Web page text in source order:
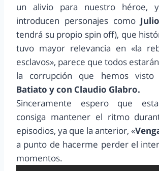
un alivio para nuestro héroe,
introducen personajes como
tendrá su propio spin off), que
tuvo mayor relevancia en «la
esclavos», parece que todos
la corrupción que hemos visto
Batiato y con Claudio Glabro.
Sinceramente espero que
consiga mantener el ritmo
episodios, ya que la anterior, «
a punto de hacerme perder el
momentos.